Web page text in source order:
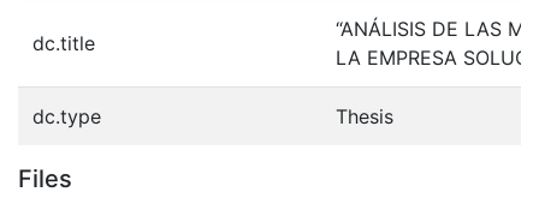
dc.title
“ANÁLISIS DE LAS
LA EMPRESA
dc.type Thesis
Files